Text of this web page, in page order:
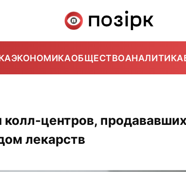
ЭКОНОМИКАОБЩЕСТВОАНАЛИТИКА
центров, продававших
лекарств